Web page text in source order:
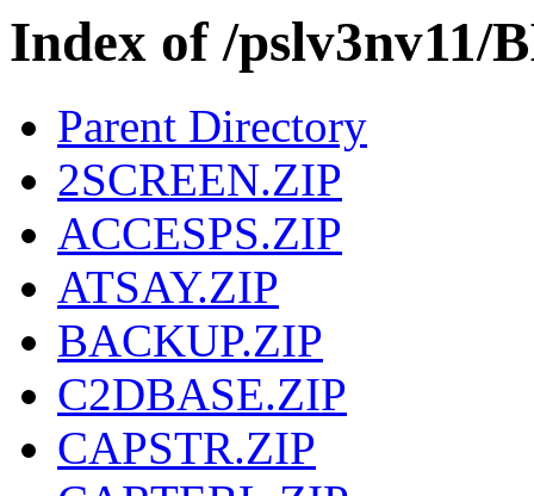
Index of /pslv3nv11/
Parent Directory
2SCREEN.ZIP
ACCESPS.ZIP
ATSAY.ZIP
BACKUP.ZIP
C2DBASE.ZIP
CAPSTR.ZIP